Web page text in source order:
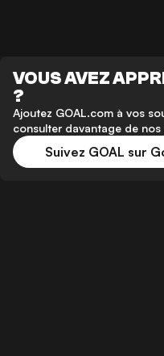
VOUS AVEZ
?
Ajoutez GOAL.com à vos
consulter davantage de nos
Suivez GOAL sur